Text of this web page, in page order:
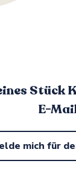
Stück
E-
mich für